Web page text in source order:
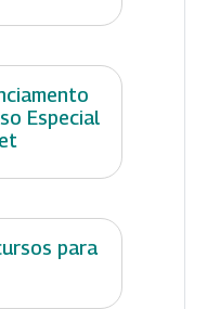
Especial
para